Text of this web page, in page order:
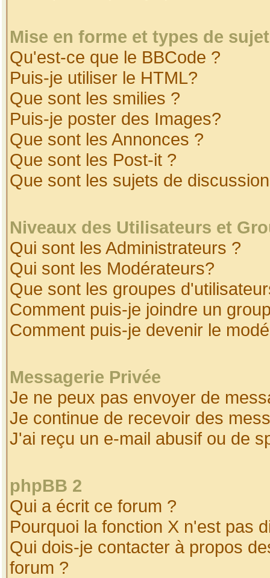
Mise en forme et types de
Qu'est-ce que le BBCode ?
Puis-je utiliser le HTML?
Que sont les smilies ?
Puis-je poster des Images?
Que sont les Annonces ?
Que sont les Post-it ?
Que sont les sujets de
Niveaux des Utilisateurs et
Qui sont les Administrateurs ?
Qui sont les Modérateurs?
Que sont les groupes
Comment puis-je joindre un
Comment puis-je devenir le
Messagerie Privée
Je ne peux pas envoyer de
Je continue de recevoir des
J'ai reçu un e-mail abusif ou de
phpBB 2
Qui a écrit ce forum ?
Pourquoi la fonction X n'est pas
Qui dois-je contacter à propos
forum ?